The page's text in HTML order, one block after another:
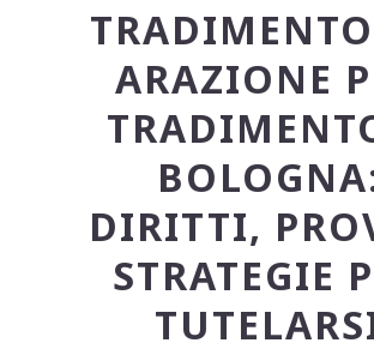
ARAZIONE
DIRITTI,
STRATEGIE